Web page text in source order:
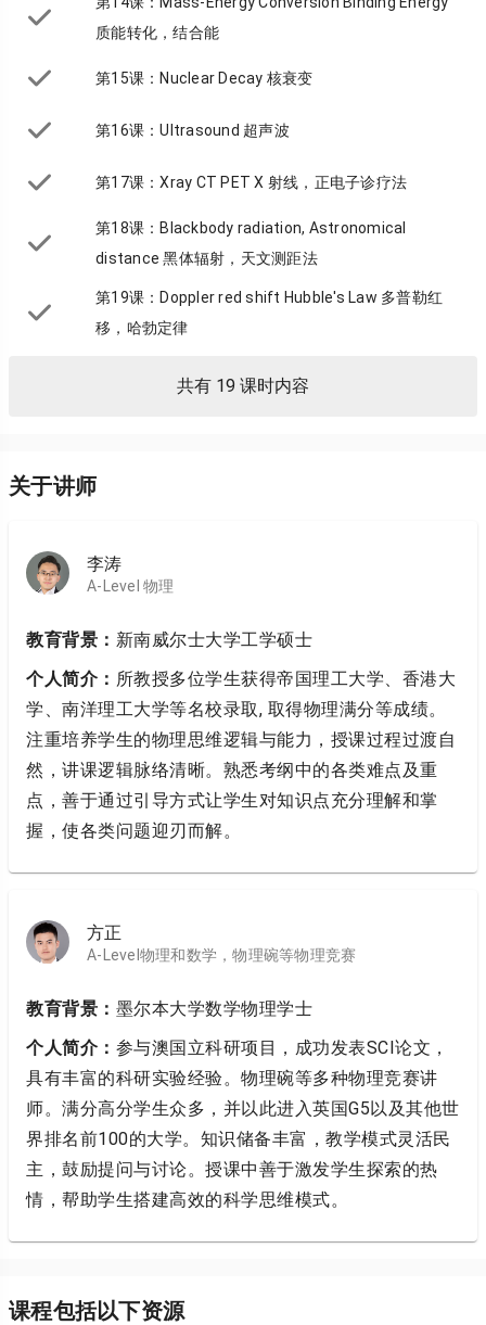
质能转化，结合能
第15课：Nuclear Decay 核衰变
第16课：Ultrasound 超声波
第17课：Xray CT PET X 射线，正电子诊疗法
第18课：Blackbody radiation, Astronomical
distance 黑体辐射，天文测距法
第19课：Doppler red shift Hubble's Law 多普勒红
移，哈勃定律
共有 19 课时内容
关于讲师
李涛
A-Level 物理
教育背景： 新南威尔士大学工学硕士
个人简介： 所教授多位学生获得帝国理工大学、香港大
学、南洋理工大学等名校录取, 取得物理满分等成绩。
注重培养学生的物理思维逻辑与能力，授课过程过渡自
然，讲课逻辑脉络清晰。熟悉考纲中的各类难点及重
点，善于通过引导方式让学生对知识点充分理解和掌
握，使各类问题迎刃而解。
方正
A-Level物理和数学，物理碗等物理竞赛
教育背景： 墨尔本大学数学物理学士
个人简介： 参与澳国立科研项目，成功发表SCI论文，
具有丰富的科研实验经验。物理碗等多种物理竞赛讲
师。满分高分学生众多，并以此进入英国G5以及其他世
界排名前100的大学。知识储备丰富，教学模式灵活民
主，鼓励提问与讨论。授课中善于激发学生探索的热
情，帮助学生搭建高效的科学思维模式。
课程包括以下资源